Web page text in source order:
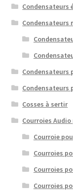
Condensateurs
Condensateurs
Condensateurs
Condensateurs
Cosses à sertir
Courroies
Courroie
Courroies
Courroies
Courroies